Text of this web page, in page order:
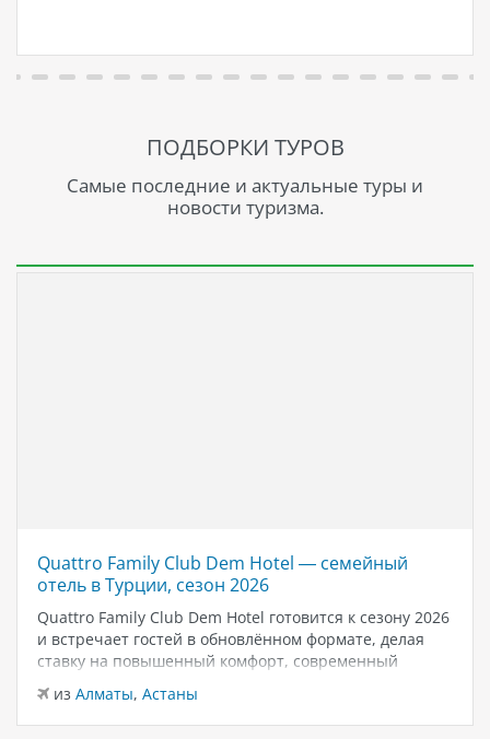
ПОДБОРКИ ТУРОВ
Самые последние и актуальные туры и
новости туризма.
Quattro Family Club Dem Hotel — семейный
отель в Турции, сезон 2026
Quattro Family Club Dem Hotel готовится к сезону 2026
и встречает гостей в обновлённом формате, делая
ставку на повышенный комфорт, современный
дизайн и атмосферу спокойного семейного отдыха у
моря. Отель остаётся популярным выбором для тех,
кто ищет семейный отель в…
из Алматы, Астаны